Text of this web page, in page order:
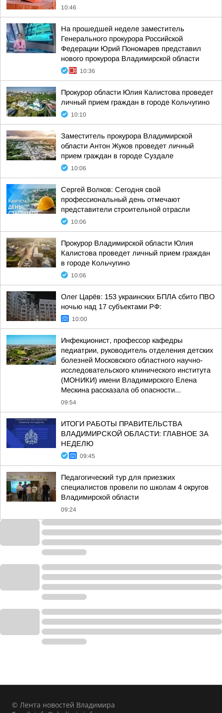
10:46
На прошедшей неделе заместитель
Генерального прокурора Российской
Федерации Юрий Пономарев представил
нового прокурора Владимирской области
10:36
Прокурор области Юлия Калистова проведет
личный прием граждан в городе Кольчугино
10:10
Заместитель прокурора Владимирской
области Антон Жуков проведет личный
прием граждан в городе Суздале
10:06
Сергей Волков: Сегодня свой
профессиональный день отмечают
представители строительной отрасли
10:06
Прокурор Владимирской области Юлия
Калистова проведет личный прием граждан
в городе Кольчугино
10:06
Олег Царёв: 153 украинских БПЛА сбито ПВО
ночью над 17 субъектами РФ:
10:00
Инфекционист, профессор кафедры
педиатрии, руководитель отделения детских
болезней Московского областного научно-
исследовательского клинического института
(МОНИКИ) имени Владимирского Елена
Мескина рассказала об опасности...
09:54
ИТОГИ РАБОТЫ ПРАВИТЕЛЬСТВА
ВЛАДИМИРСКОЙ ОБЛАСТИ: ГЛАВНОЕ ЗА
НЕДЕЛЮ
09:45
Педагогический тур для приезжих
специалистов провели по школам 4 округов
Владимирской области
09:24
© Лента новостей Владимира